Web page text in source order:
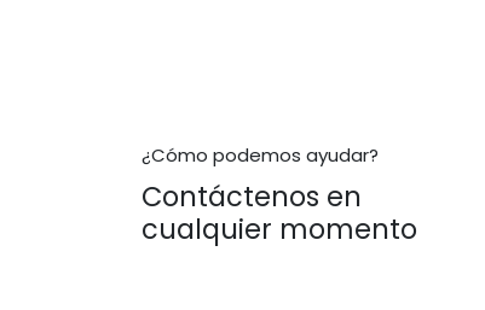
¿Cómo podemos ayudar?
Contáctenos en
cualquier momento